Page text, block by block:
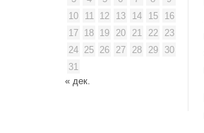
10
11 12 13 14 15
16
17 18 19 20 21 22
23
24 25 26 27 28 29
30
31
« дек.